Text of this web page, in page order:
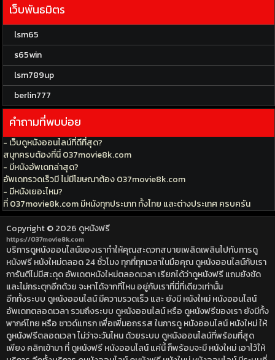
เว็บพันธมิตร
lsm65
s65win
lsm789up
berlin777
คำถามที่พบบ่อย
- เว็บดูหนังออนไลน์ที่ดีที่สุด?
สนุกครบต้องที่นี่ 037movie8k.com
- มีหนังอัพเดทล่าสุด?
อัพเดทรวดเร็วมี ไม่มีโฆษณาต้อง 037movie8k.com
- มีหนังเยอะไหม?
ที่ 037movie8k.com มีหนังทุกประเภท ทั้งไทย และต่างประเทศ ครบครัน
Copyright © 2026 ดูหนังฟรี
https://037movie8k.com
บริการดูหนังออนไลน์ของเราทำให้คุณสะดวกสบายเพลิดเพลินไปกับการดู
หนังฟรี หนังใหม่ตลอด 24 ชั่วโมง ทุกที่ทุกเวลาในมือคุณ ดูหนังออนไลน์กับเรา
การันตีไม่มีสะดุด อัพเดตหนังใหม่ตลอดเวลา เรียกได้ว่าดูหนังฟรี แถมยังชัด
และไม่กระตุกอีกด้วย จะหาได้จากที่ไหน อยู่กับเราที่นี่ที่เดียวเท่านั้น
อีกทั้งระบบ ดูหนังออนไลน์ มีความรวดเร็ว และ ยังมี หนังใหม่ หนังออนไลน์
อัพเดทตลอดเวลา รวมถึงระบบ ดูหนังออนไลน์ หรือ ดูหนังฟรีของเรา ยังมีทั้ง
พากค์ไทย หรือ ซาวด์แทรก เพื่อเพิ่มอถรรส ในการดู หนังออนไลน์ หนังใหม่ ให้
ดูหนังฟรีตลอดเวลา ไม่ว่าจะวันไหน ด้วยระบบ ดูหนังออนไลน์ที่พร้อมที่สุด
เพียง คลิกเข้ามา ที่ ดูหนังฟรี หนังออนไลน์ แค่นี้ ก็พร้อมจะมี หนังใหม่ เอาไว้ให้